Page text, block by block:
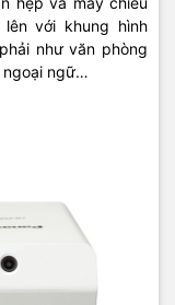
với khung hình
như văn phòng
ngoại ngữ…